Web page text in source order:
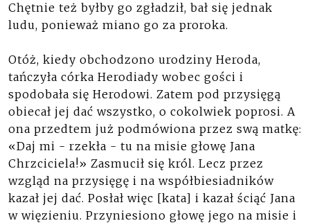
Chętnie też byłby go zgładził, bał się jednak
ludu, ponieważ miano go za proroka.
Otóż, kiedy obchodzono urodziny Heroda,
tańczyła córka Herodiady wobec gości i
spodobała się Herodowi. Zatem pod przysięgą
obiecał jej dać wszystko, o cokolwiek poprosi. A
ona przedtem już podmówiona przez swą matkę:
«Daj mi - rzekła - tu na misie głowę Jana
Chrzciciela!» Zasmucił się król. Lecz przez
wzgląd na przysięgę i na współbiesiadników
kazał jej dać. Posłał więc [kata] i kazał ściąć Jana
w więzieniu. Przyniesiono głowę jego na misie i